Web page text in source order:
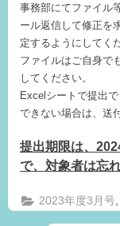
事務部にてファイル
ール返信して修正を
定するようにしてく
ファイルはご自身で
してください。
Excelシートで提出
できない場合は、送
提出期限は、
で、対象者は忘
2023年度3月号